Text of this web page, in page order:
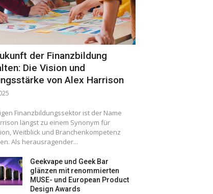
der Finanzbildung
Die Vision und
von Alex Harrison
Finanzbildungssektor ist der Name
längst zu einem Synonym für
Weitblick und Branchenkompetenz
Als herausragender...
Geekvape und Geek Bar
glänzen mit renommierten
MUSE- und European Product
Design Awards